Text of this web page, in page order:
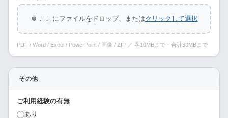
📎 ここにファイルをドロップ、またはクリックして選択
PDF / Word / Excel / PowerPoint / 画像 / ZIP ／ 各10MBまで・合計30MBまで
その他
ご利用経験の有無
あり